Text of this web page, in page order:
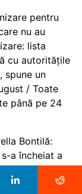
pentru
nu au
lista
cu autoritățile
spune un
/ Toate
până pe 24
Bontilă:
a încheiat a
cei mai grei
unei